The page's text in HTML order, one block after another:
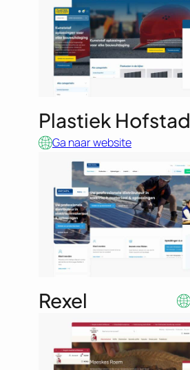
Plastiek
Ga naar website
Rexel